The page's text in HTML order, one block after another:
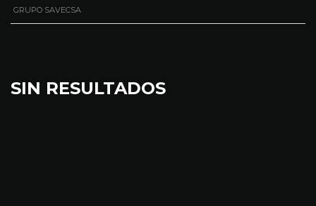
GRUPO SAVECSA
SIN RESULTADOS